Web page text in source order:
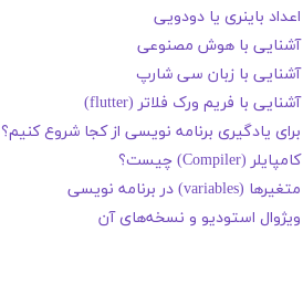
اعداد باینری یا دودویی
آشنایی با هوش مصنوعی
آشنایی با زبان سی شارپ
آشنایی با فریم ورک فلاتر (flutter)
برای یادگیری برنامه نویسی از کجا شروع کنیم؟
کامپایلر (Compiler) چیست؟
متغیرها (variables) در برنامه نویسی
ویژوال استودیو و نسخه‌های آن